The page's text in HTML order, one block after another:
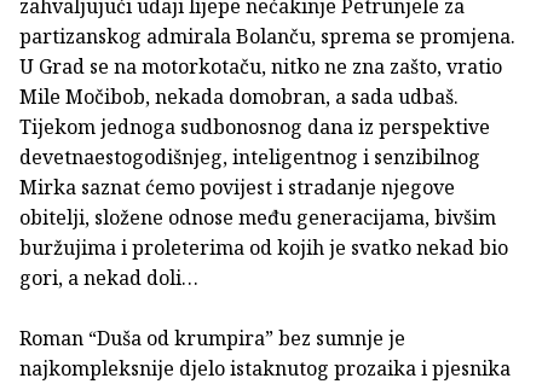
zahvaljujući udaji lijepe nećakinje Petrunjele za
partizanskog admirala Bolanču, sprema se promjena.
U Grad se na motorkotaču, nitko ne zna zašto, vratio
Mile Močibob, nekada domobran, a sada udbaš.
Tijekom jednoga sudbonosnog dana iz perspektive
devetnaestogodišnjeg, inteligentnog i senzibilnog
Mirka saznat ćemo povijest i stradanje njegove
obitelji, složene odnose među generacijama, bivšim
buržujima i proleterima od kojih je svatko nekad bio
gori, a nekad doli…
Roman “Duša od krumpira” bez sumnje je
najkompleksnije djelo istaknutog prozaika i pjesnika